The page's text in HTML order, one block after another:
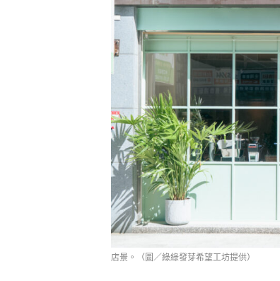
店景。（圖／綠綠發芽希望工坊提供）